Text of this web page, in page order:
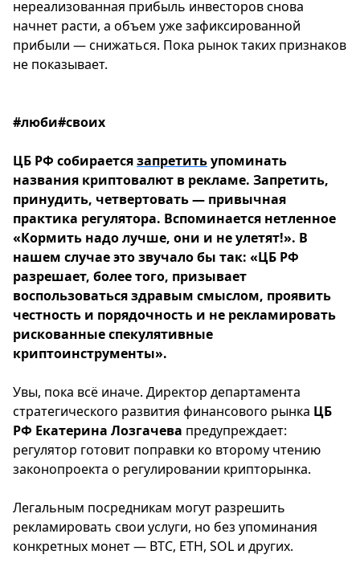
нереализованная прибыль инвесторов снова
начнет расти, а объем уже зафиксированной
прибыли — снижаться. Пока рынок таких признаков
не показывает.
#люби#своих
ЦБ РФ собираетсязапретитьупоминать
названия криптовалют в рекламе. Запретить,
принудить, четвертовать — привычная
практика регулятора. Вспоминается нетленное
«Кормить надо лучше, они и не улетят!». В
нашем случае это звучало бы так: «ЦБ РФ
разрешает, более того, призывает
воспользоваться здравым смыслом, проявить
честность и порядочность и не рекламировать
рискованные спекулятивные
криптоинструменты».
Увы, пока всё иначе. Директор департамента
стратегического развития финансового рынка ЦБ
РФ Екатерина Лозгачева предупреждает:
регулятор готовит поправки ко второму чтению
законопроекта о регулировании крипторынка.
Легальным посредникам могут разрешить
рекламировать свои услуги, но без упоминания
конкретных монет — BTC, ETH, SOL и других.